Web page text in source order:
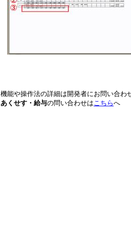
機能や操作法の詳細は開発者にお問い合わ
あくせす・給与の問い合わせはこちらへ